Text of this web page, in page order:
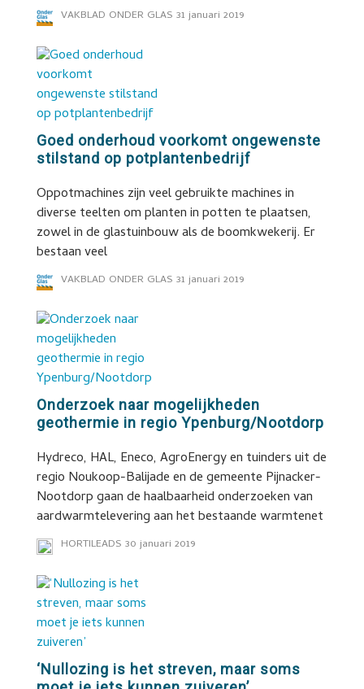
VAKBLAD ONDER GLAS 31 januari 2019
Goed onderhoud voorkomt ongewenste
stilstand op potplantenbedrijf
Oppotmachines zijn veel gebruikte machines in
diverse teelten om planten in potten te plaatsen,
zowel in de glastuinbouw als de boomkwekerij. Er
bestaan veel
VAKBLAD ONDER GLAS 31 januari 2019
Onderzoek naar mogelijkheden
geothermie in regio Ypenburg/Nootdorp
Hydreco, HAL, Eneco, AgroEnergy en tuinders uit de
regio Noukoop-Balijade en de gemeente Pijnacker-
Nootdorp gaan de haalbaarheid onderzoeken van
aardwarmtelevering aan het bestaande warmtenet
HORTILEADS 30 januari 2019
‘Nullozing is het streven, maar soms